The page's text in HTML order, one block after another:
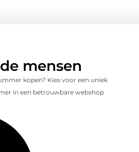
mensen
kopen? Kies voor een uniek
in een betrouwbare webshop